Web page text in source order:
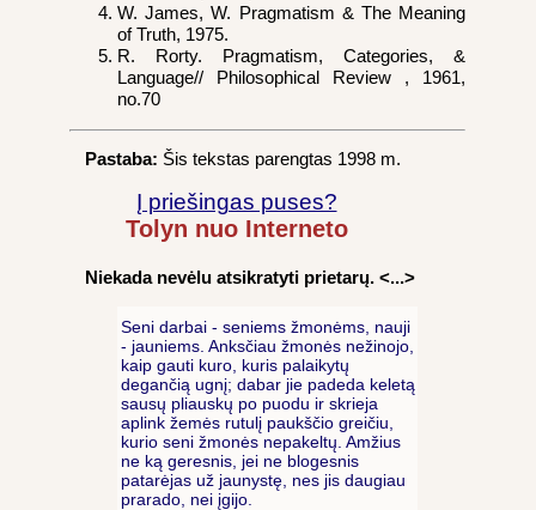
W. James, W. Pragmatism & The Meaning
of Truth, 1975.
R. Rorty. Pragmatism, Categories, &
Language// Philosophical Review , 1961,
no.70
Pastaba: Šis tekstas parengtas 1998 m.
Į priešingas puses?
Tolyn nuo Interneto
Niekada nevėlu atsikratyti prietarų. <...>
Seni darbai - seniems žmonėms, nauji
- jauniems. Anksčiau žmonės nežinojo,
kaip gauti kuro, kuris palaikytų
degančią ugnį; dabar jie padeda keletą
sausų pliauskų po puodu ir skrieja
aplink žemės rutulį paukščio greičiu,
kurio seni žmonės nepakeltų. Amžius
ne ką geresnis, jei ne blogesnis
patarėjas už jaunystę, nes jis daugiau
prarado, nei įgijo.